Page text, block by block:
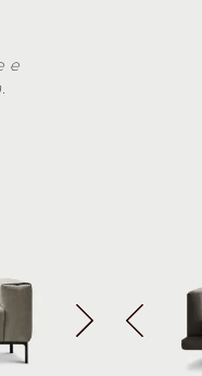
e